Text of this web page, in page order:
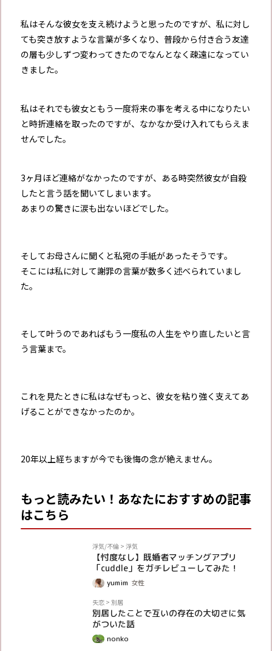
私はそんな彼女を支え続けようと思ったのですが、私に対し
ても突き放すような言葉が多くなり、普段から付き合う友達
の層も少しずつ変わってきたのでなんとなく疎遠になってい
きました。
私はそれでも彼女ともう一度将来の事を考える中になりたい
と時折連絡を取ったのですが、なかなか受け入れてもらえま
せんでした。
3ヶ月ほど連絡がなかったのですが、ある時突然彼女が自殺
したと言う話を聞いてしまいます。
あまりの驚きに涙も出ないほどでした。
そしてお母さんに聞くと私宛の手紙があったそうです。
そこには私に対して謝罪の言葉が数多く述べられていまし
た。
そして叶うのであればもう一度私の人生をやり直したいと言
う言葉まで。
これを見たときに私はなぜもっと、彼女を粘り強く支えてあ
げることができなかったのか。
20年以上経ちますが今でも後悔の念が絶えません。
もっと読みたい！あなたにおすすめの記事
はこちら
浮気/不倫 > 浮気
【忖度なし】既婚者マッチングアプリ
「cuddle」をガチレビューしてみた！
yumim 女性
失恋 > 別居
別居したことで互いの存在の大切さに気
がついた話
nonko